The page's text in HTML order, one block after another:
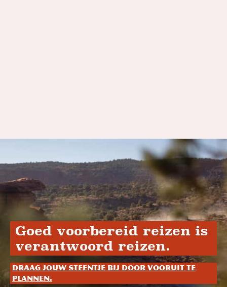
Goed voorbereid reizen is
verantwoord reizen.
Draag jouw steentje bij door vooruit te
plannen.